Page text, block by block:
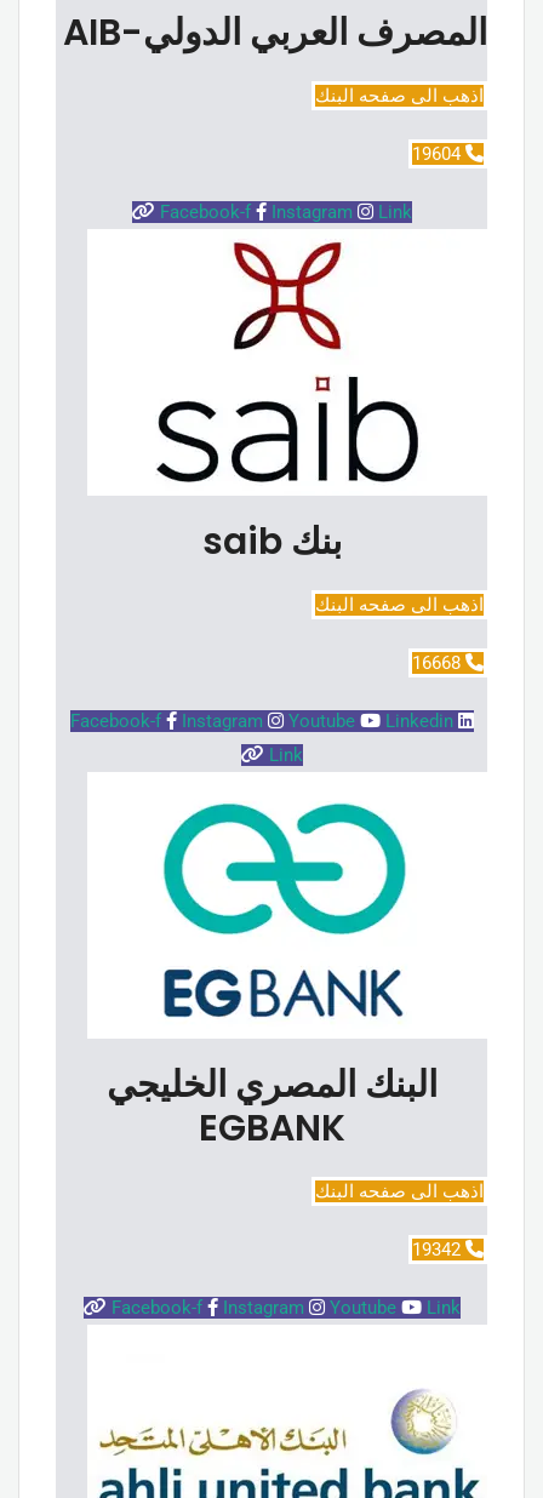
المصرف العربي الدولي-AIB
اذهب الى صفحه البنك
19604
Facebook-f Instagram Link
بنك saib
اذهب الى صفحه البنك
16668
Facebook-f Instagram Youtube
Linkedin
Link
البنك المصري الخليجي
EGBANK
اذهب الى صفحه البنك
19342
Facebook-f Instagram Youtube Link